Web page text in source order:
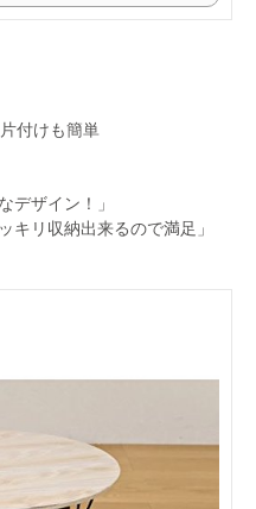
付けも簡単
デザイン！」
キリ収納出来るので満足」